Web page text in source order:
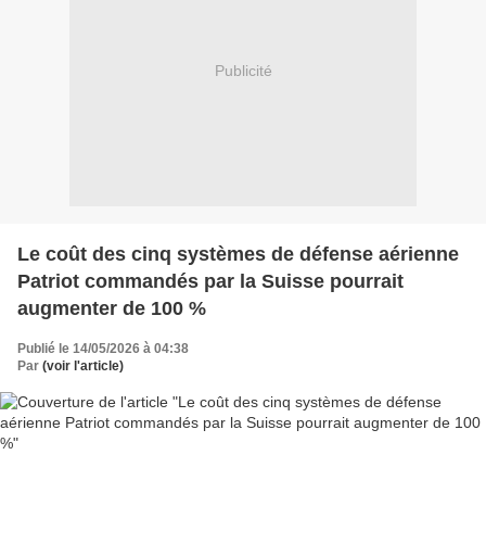
Publicité
Le coût des cinq systèmes de défense aérienne
Patriot commandés par la Suisse pourrait
augmenter de 100 %
Publié le 14/05/2026 à 04:38
Par (voir l'article)